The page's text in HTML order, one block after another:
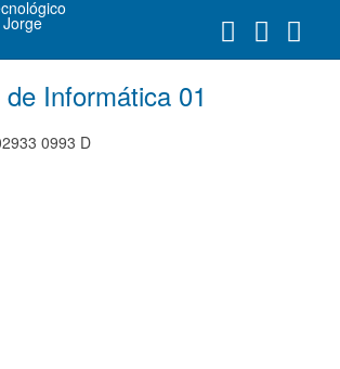
Informática 01